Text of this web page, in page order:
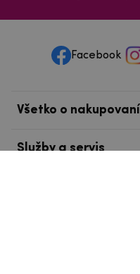
Facebook
Všetko o nakupovaní
Služby a servis